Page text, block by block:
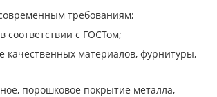
требованиям;
соответствии с ГОСТом;
качественных материалов, фурнитуры,
порошковое покрытие металла,